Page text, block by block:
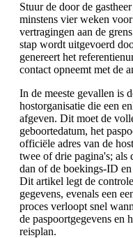
Stuur de door de
minstens vier weken
vertragingen aan de
stap wordt uitgevoerd
genereert het
contact opneemt met de
In de meeste gevallen is
hostorganisatie die een
afgeven. Dit moet de
geboortedatum, het
officiële adres van de
twee of drie pagina's;
dan of de boekings-ID
Dit artikel legt de
gegevens, evenals een
proces verloopt snel
de paspoortgegevens en
reisplan.